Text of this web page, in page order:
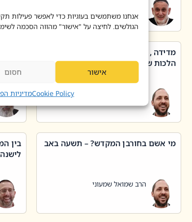
אנחנו משתמשים בעוגיות כדי לאפשר פעילות
הגולשים. לחיצה על "אישור" מהווה הסכמה
אישור חסום
Cookie Policyמדיניות
מדידה , קניה , שטיפת כלים בשבת –
הלכות שבת – סימן שכג
מי אשם בחורבן המקדש? – תשעה באב
הרב שמואל שמעוני
בין
לישנה